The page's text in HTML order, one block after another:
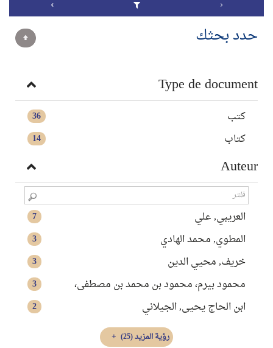
حدد بحثك
Type de document
36 كتب
14 كتاب
Auteur
7 العريبي, علي
3 المطوي, محمد الهادي
3 خريف, محيي الدين
3 محمود بيرم، محمود بن محمد بن مصطفى،
2 ابن الحاج يحيى, الجيلاني
رؤية المزيد(25)